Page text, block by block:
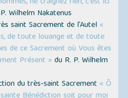
Wilhelm Nakatenus
saint Sacrement de l'Autel «
de toute louange et de toute
de ce Sacrement où Vous êtes
Présent » du R. P. Wilhelm
du très-saint Sacrement « Ô